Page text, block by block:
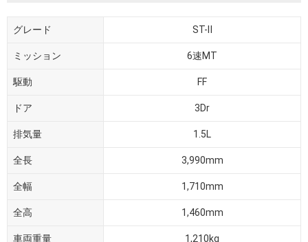
グレード ST-Ⅱ
ミッション 6速MT
駆動 FF
ドア 3Dr
排気量 1.5L
全長 3,990mm
全幅 1,710mm
全高 1,460mm
車両重量 1,210kg